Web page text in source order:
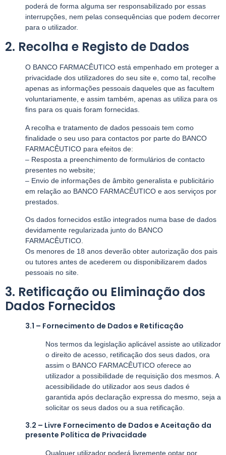
poderá de forma alguma ser responsabilizado por essas
interrupções, nem pelas consequências que podem decorrer
para o utilizador.
2. Recolha e Registo de Dados
O BANCO FARMACÊUTICO está empenhado em proteger a
privacidade dos utilizadores do seu site e, como tal, recolhe
apenas as informações pessoais daqueles que as facultem
voluntariamente, e assim também, apenas as utiliza para os
fins para os quais foram fornecidas.
A recolha e tratamento de dados pessoais tem como
finalidade o seu uso para contactos por parte do BANCO
FARMACÊUTICO para efeitos de:
– Resposta a preenchimento de formulários de contacto
presentes no website;
– Envio de informações de âmbito generalista e publicitário
em relação ao BANCO FARMACÊUTICO e aos serviços por
prestados.
Os dados fornecidos estão integrados numa base de dados
devidamente regularizada junto do BANCO
FARMACÊUTICO.
Os menores de 18 anos deverão obter autorização dos pais
ou tutores antes de acederem ou disponibilizarem dados
pessoais no site.
3. Retificação ou Eliminação dos
Dados Fornecidos
3.1 – Fornecimento de Dados e Retificação
Nos termos da legislação aplicável assiste ao utilizador
o direito de acesso, retificação dos seus dados, ora
assim o BANCO FARMACÊUTICO oferece ao
utilizador a possibilidade de requisição dos mesmos. A
acessibilidade do utilizador aos seus dados é
garantida após declaração expressa do mesmo, seja a
solicitar os seus dados ou a sua retificação.
3.2 – Livre Fornecimento de Dados e Aceitação da
presente Política de Privacidade
Qualquer utilizador poderá livremente optar por